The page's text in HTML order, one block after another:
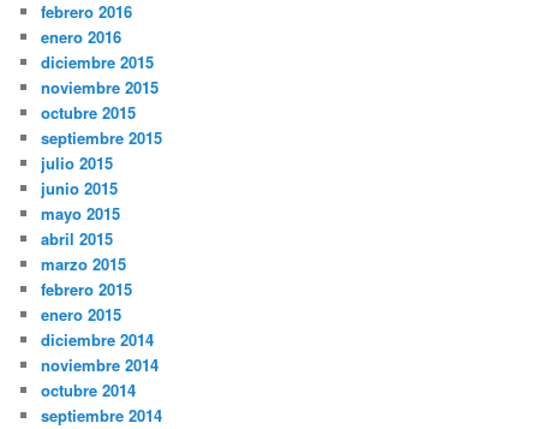
febrero 2016
enero 2016
diciembre 2015
noviembre 2015
octubre 2015
septiembre 2015
julio 2015
junio 2015
mayo 2015
abril 2015
marzo 2015
febrero 2015
enero 2015
diciembre 2014
noviembre 2014
octubre 2014
septiembre 2014